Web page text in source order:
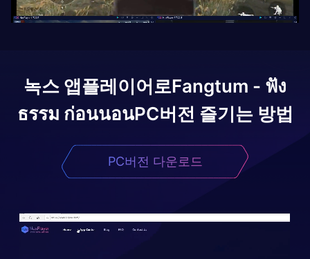
녹스 앱플레이어로Fangtum - ฟัง
ธรรม ก่อนนอนPC버전 즐기는 방법
PC버전 다운로드